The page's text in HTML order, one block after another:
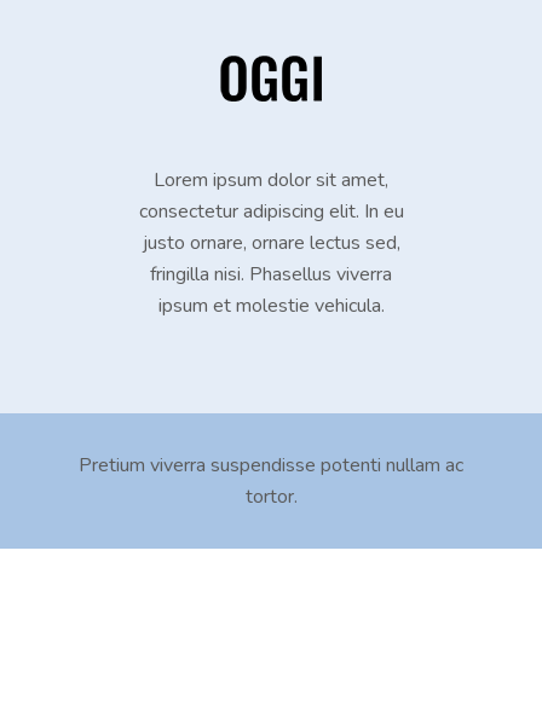
Lorem ipsum dolor sit amet,
consectetur adipiscing elit. In eu
justo ornare, ornare lectus sed,
fringilla nisi. Phasellus viverra
ipsum et molestie vehicula.
Pretium viverra suspendisse potenti nullam ac
tortor.